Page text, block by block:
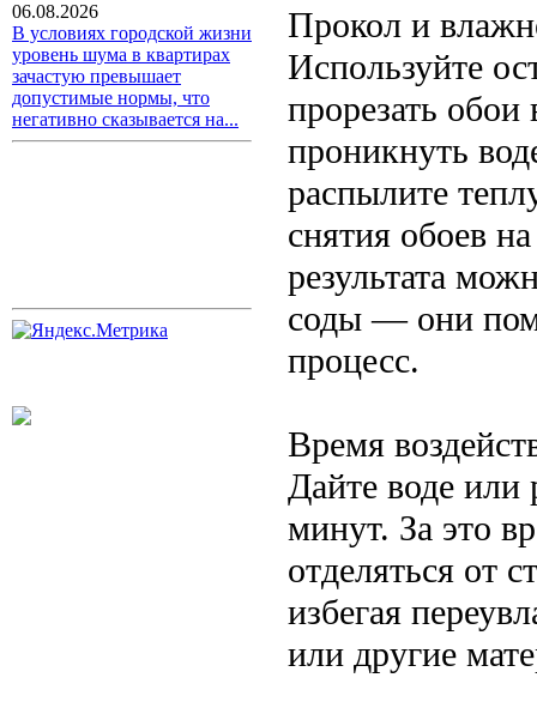
06.08.2026
В условиях городской жизни
уровень шума в квартирах
зачастую превышает
допустимые нормы, что
негативно сказывается на...
Прокол и
Используйте
прорезать
проникнуть
распылите
снятия обоев
результата
соды — они
процесс.
Время
Дайте воде или
минут. За это
отделяться от
избегая
или другие